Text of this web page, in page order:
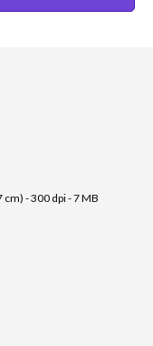
- 300 dpi - 7 MB